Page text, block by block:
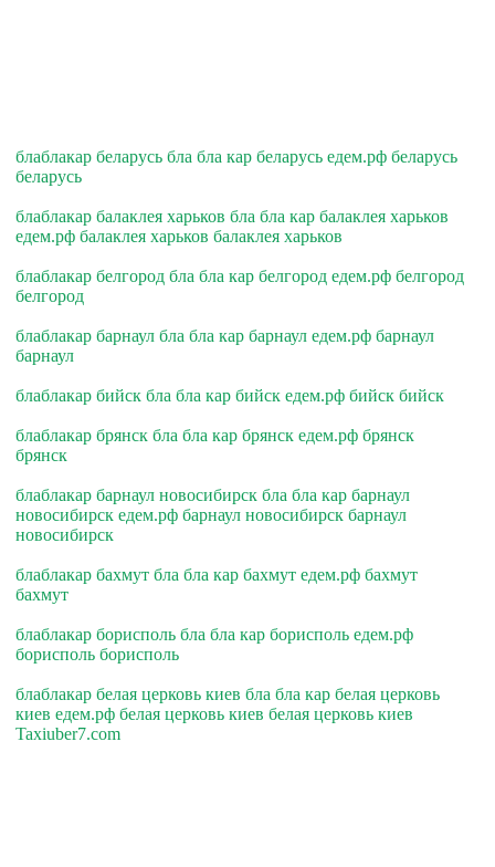
блаблакар беларусь бла бла кар беларусь едем.рф беларусь
беларусь
блаблакар балаклея харьков бла бла кар балаклея харьков
едем.рф балаклея харьков балаклея харьков
блаблакар белгород бла бла кар белгород едем.рф белгород
белгород
блаблакар барнаул бла бла кар барнаул едем.рф барнаул
барнаул
блаблакар бийск бла бла кар бийск едем.рф бийск бийск
блаблакар брянск бла бла кар брянск едем.рф брянск
брянск
блаблакар барнаул новосибирск бла бла кар барнаул
новосибирск едем.рф барнаул новосибирск барнаул
новосибирск
блаблакар бахмут бла бла кар бахмут едем.рф бахмут
бахмут
блаблакар борисполь бла бла кар борисполь едем.рф
борисполь борисполь
блаблакар белая церковь киев бла бла кар белая церковь
киев едем.рф белая церковь киев белая церковь киев
Taxiuber7.com